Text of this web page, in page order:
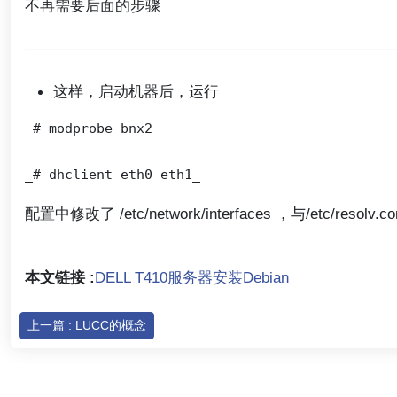
不再需要后面的步骤
这样，启动机器后，运行
_# modprobe bnx2_
配置中修改了 /etc/network/interfaces ，与/etc/
本文链接 :DELL T410服务器安装Debian
上一篇 : LUCC的概念